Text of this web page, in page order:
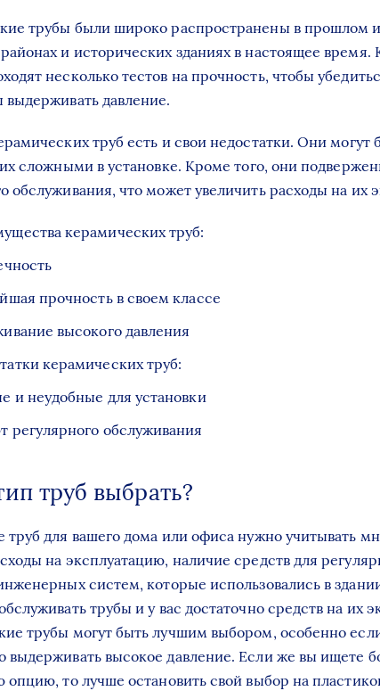
трубы были широко распространены в прошлом
и исторических зданиях в настоящее
несколько тестов на прочность, чтобы
давление.
труб есть и свои недостатки. Они
сложными в установке. Кроме того, они
обслуживания, что может увеличить расходы на их
керамических труб:
прочность в своем классе
высокого давления
керамических труб:
и неудобные для установки
регулярного обслуживания
труб выбрать?
труб для вашего дома или офиса нужно учитывать
на эксплуатацию, наличие средств для
систем, которые использовались в
трубы и у вас достаточно средств на их
трубы могут быть лучшим выбором, особенно
выдерживать высокое давление. Если же вы ищете
то лучше остановить свой выбор на